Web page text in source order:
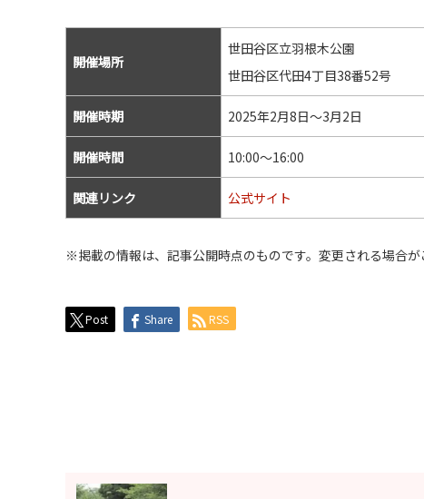
開催場所
世田谷区立羽根木公園
世田谷区代田4丁目38番52号
開催時期 2025年2月8日〜3月2日
開催時間 10:00〜16:00
関連リンク 公式サイト
※掲載の情報は、記事公開時点のものです。変更される場合が
Post Share RSS